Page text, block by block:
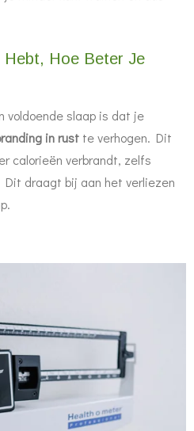
Hebt, Hoe Beter Je
voldoende slaap is dat je
in rust te verhogen. Dit
calorieën verbrandt, zelfs
draagt bij aan het verliezen